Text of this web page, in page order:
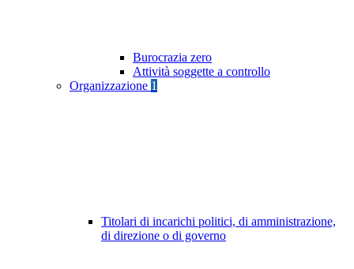
Burocrazia zero
Attività soggette a controllo
Organizzazione 1
Titolari di incarichi politici, di amministrazione,
di direzione o di governo